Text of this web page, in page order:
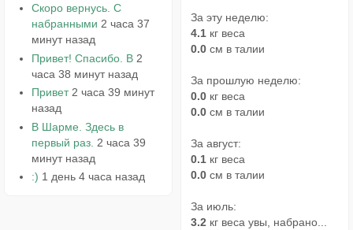
Скоро вернусь. С
набранными 2 часа 37
минут назад
Привет! Спасибо. В 2
часа 38 минут назад
Привет 2 часа 39 минут
назад
В Шарме. Здесь в
первый раз. 2 часа 39
минут назад
:) 1 день 4 часа назад
За эту неделю:
4.1 кг веса
0.0 см в талии
За прошлую неделю:
0.0 кг веса
0.0 см в талии
За август:
0.1 кг веса
0.0 см в талии
За июль:
3.2 кг веса увы, набрано...